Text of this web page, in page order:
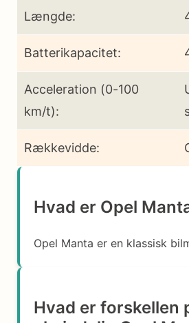
Længde:
Batterikapacitet:
Acceleration (0-100
km/t):
Rækkevidde:
Hvad er Opel
Opel Manta er en klassisk
Hvad er forskellen